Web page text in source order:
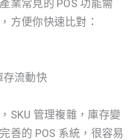
業常見的 POS 功能需
方便你快速比對：
存流動快
SKU 管理複雜，庫存變
善的 POS 系統，很容易